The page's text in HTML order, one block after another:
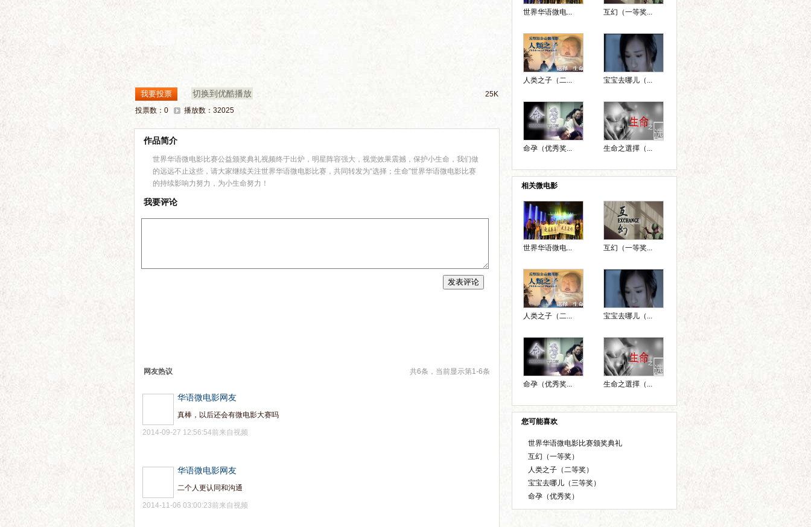
切换到优酷播放
25K
投票数：0
播放数：32025
作品简介
世界华语微电影比赛公益颁奖典礼视频终于出炉，明星阵容强大，视觉效果震撼，保护小生命，我们做
的远远不止这些，请大家继续关注世界华语微电影比赛，共同转发为“选择；生命”世界华语微电影比赛
的持续影响力努力，为小生命努力！
我要评论
网友热议 共6条，当前显示第1-6条
华语微电影网友
真棒，以后还会有微电影大赛吗
2014-09-27 12:56:54前来自视频
华语微电影网友
二个人更认同和沟通
2014-11-06 03:00:23前来自视频
世界华语微电... 互幻（一等奖...
人类之子（二... 宝宝去哪儿（...
命孕（优秀奖... 生命之選擇（...
相关微电影
世界华语微电... 互幻（一等奖...
人类之子（二... 宝宝去哪儿（...
命孕（优秀奖... 生命之選擇（...
您可能喜欢
世界华语微电影比赛颁奖典礼
互幻（一等奖）
人类之子（二等奖）
宝宝去哪儿（三等奖）
命孕（优秀奖）